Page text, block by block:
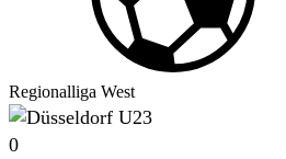
Regionalliga West
0